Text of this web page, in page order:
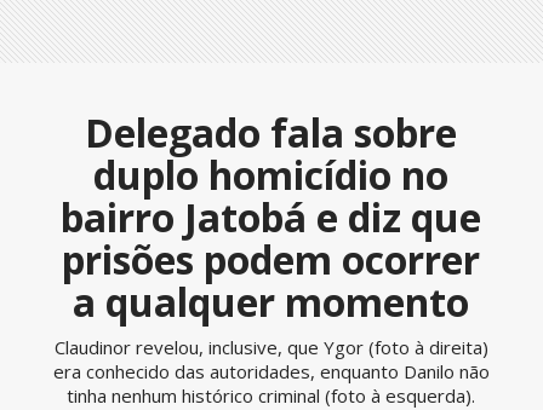
Delegado fala sobre
duplo homicídio no
bairro Jatobá e diz que
prisões podem ocorrer
a qualquer momento
Claudinor revelou, inclusive, que Ygor (foto à direita)
era conhecido das autoridades, enquanto Danilo não
tinha nenhum histórico criminal (foto à esquerda).